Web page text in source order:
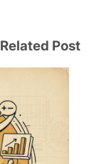
Related Post